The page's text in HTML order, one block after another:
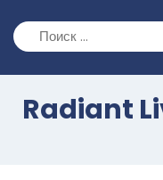
содержимому
Radiant